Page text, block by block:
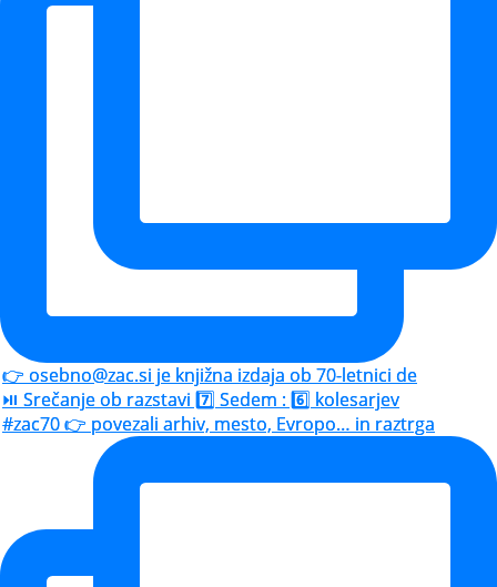
👉 osebno@zac.si je knjižna izdaja ob 70-letnici de
⏯️ Srečanje ob razstavi 7️⃣ Sedem : 6️⃣ kolesarjev
#zac70 👉 povezali arhiv, mesto, Evropo… in raztrga